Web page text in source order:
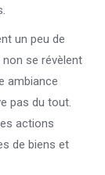
un peu de
non se révèlent
ambiance
pas du tout.
actions
de biens et